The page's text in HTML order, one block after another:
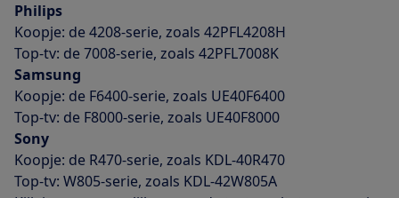
Philips
Koopje: de 4208-serie, zoals 42PFL4208H
Top-tv: de 7008-serie, zoals 42PFL7008K
Samsung
Koopje: de F6400-serie, zoals UE40F6400
Top-tv: de F8000-serie, zoals UE40F8000
Sony
Koopje: de R470-serie, zoals KDL-40R470
Top-tv: W805-serie, zoals KDL-42W805A